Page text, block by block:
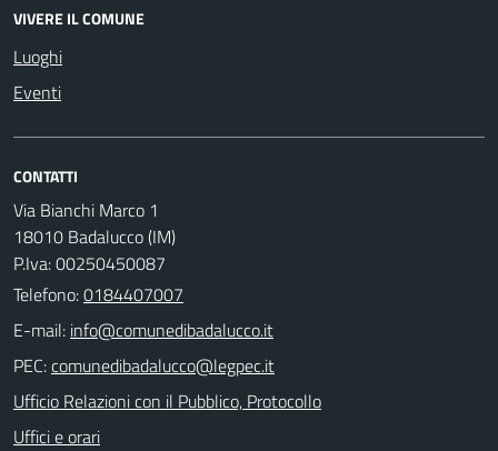
VIVERE IL COMUNE
Luoghi
Eventi
CONTATTI
Via Bianchi Marco 1
18010 Badalucco (IM)
P.Iva: 00250450087
Telefono:0184407007
E-mail:
PEC:
Ufficio Relazioni con il Pubblico, Protocollo
Uffici e orari